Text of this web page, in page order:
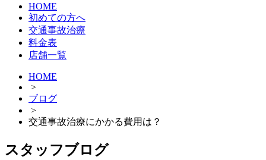
HOME
初めての方へ
交通事故治療
料金表
店舗一覧
HOME
>
ブログ
>
交通事故治療にかかる費用は？
スタッフブログ